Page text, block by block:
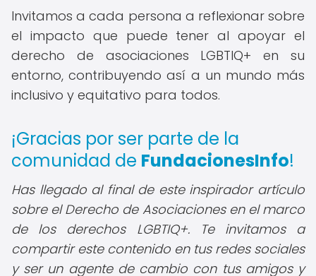
Invitamos a cada persona a reflexionar sobre
el impacto que puede tener al apoyar el
derecho de asociaciones LGBTIQ+ en su
entorno, contribuyendo así a un mundo más
inclusivo y equitativo para todos.
¡Gracias por ser parte de la
comunidad de FundacionesInfo!
Has llegado al final de este inspirador artículo
sobre el Derecho de Asociaciones en el marco
de los derechos LGBTIQ+. Te invitamos a
compartir este contenido en tus redes sociales
y ser un agente de cambio con tus amigos y